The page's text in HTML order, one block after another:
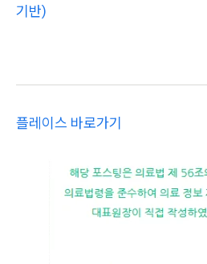
기반)
플레이스 바로가기